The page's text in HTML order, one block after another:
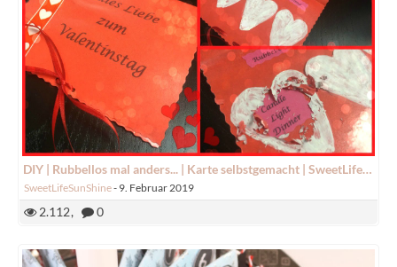
DIY | Rubbellos mal anders... | Karte selbstgemacht | SweetLifeSunShine
SweetLifeSunShine- 9. Februar 2019
2.112 0